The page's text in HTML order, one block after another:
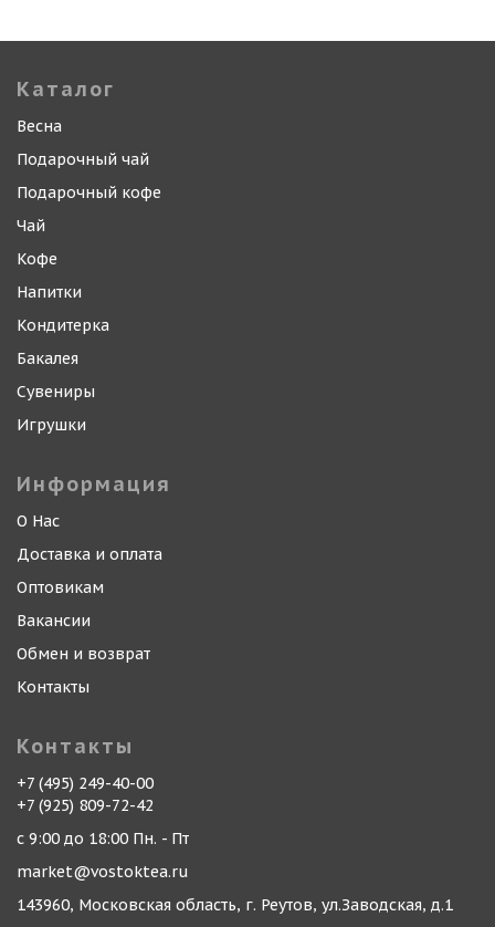
Каталог
Весна
Подарочный чай
Подарочный кофе
Чай
Кофе
Напитки
Кондитерка
Бакалея
Сувениры
Игрушки
Информация
О Нас
Доставка и оплата
Оптовикам
Вакансии
Обмен и возврат
Контакты
Контакты
+7 (495) 249-40-00
+7 (925) 809-72-42
с 9:00 до 18:00 Пн. - Пт
market@vostoktea.ru
143960, Московская область, г. Реутов, ул.Заводская, д.1